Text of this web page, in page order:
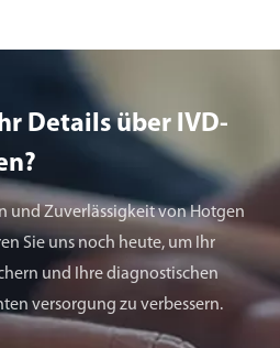
Details über lVD-
und Zuverlässigkeit von Hotgen
Sie uns noch heute, um Ihr
und Ihre diagnostischen
versorgung zu verbessern.